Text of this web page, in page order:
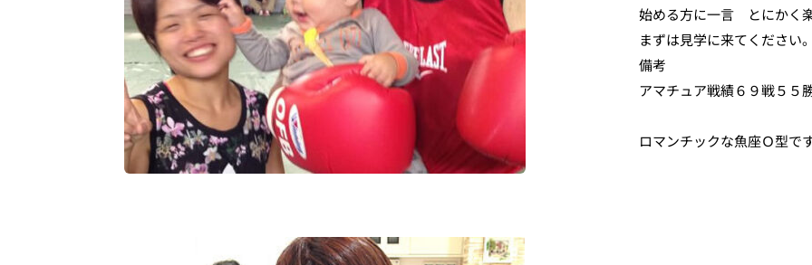
始める方に一言
まずは見学に来てください
アマチュア戦績６９戦５５
ロマンチックな魚座Ｏ型で